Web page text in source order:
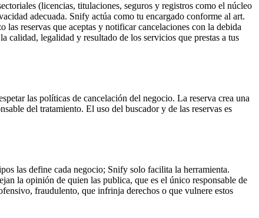
(licencias, titulaciones, seguros y registros como el núcleo
adecuada. Snify actúa como tu encargado conforme al art.
reservas que aceptas y notificar cancelaciones con la debida
calidad, legalidad y resultado de los servicios que prestas a tus
las políticas de cancelación del negocio. La reserva crea una
del tratamiento. El uso del buscador y de las reservas es
las define cada negocio; Snify solo facilita la herramienta.
la opinión de quien las publica, que es el único responsable de
fraudulento, que infrinja derechos o que vulnere estos